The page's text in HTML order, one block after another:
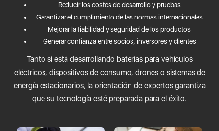
Reducir los costes de desarrollo y pruebas
Garantizar el cumplimiento de las normas internacionales
Mejorar la fiabilidad y seguridad de los productos
Generar confianza entre socios, inversores y clientes
Tanto si está desarrollando baterías para vehículos
eléctricos, dispositivos de consumo, drones o sistemas de
energía estacionarios, la orientación de expertos garantiza
que su tecnología esté preparada para el éxito.